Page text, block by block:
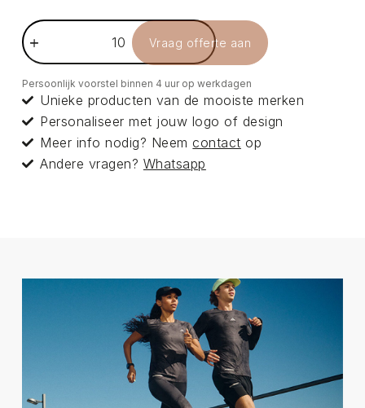
Vraag offerte aan
Persoonlijk voorstel binnen 4 uur op werkdagen
Unieke producten van de mooiste merken
Personaliseer met jouw logo of design
Meer info nodig? Neemcontact op
Andere vragen? Whatsapp